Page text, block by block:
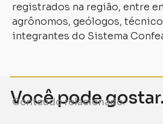
registrados na região, entre
agrônomos, geólogos,
integrantes do Sistema
Você pode
Conteúdo relacionado.